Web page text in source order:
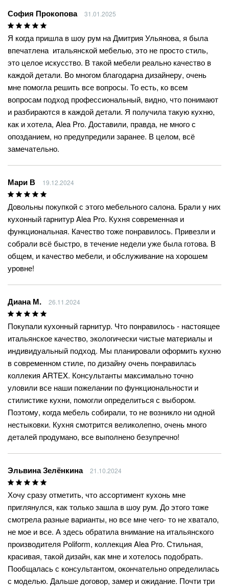
София Прокопова 31.01.2025
Я когда пришла в шоу рум на Дмитрия Ульянова, я была
впечатлена итальянской мебелью, это не просто стиль,
это целое искусство. В такой мебели реально качество в
каждой детали. Во многом благодарна дизайнеру, очень
мне помогла решить все вопросы. То есть, ко всем
вопросам подход профессиональный, видно, что понимают
и разбираются в каждой детали. Я получила такую кухню,
как и хотела, Alea Pro. Доставили, правда, не много с
опозданием, но предупредили заранее. В целом, всё
замечательно.
Мари В 19.12.2024
Довольны покупкой с этого мебельного салона. Брали у них
кухонный гарнитур Alea Pro. Кухня современная и
функциональная. Качество тоже понравилось. Привезли и
собрали всё быстро, в течение недели уже была готова. В
общем, и качество мебели, и обслуживание на хорошем
уровне!
Диана М. 26.11.2024
Покупали кухонный гарнитур. Что понравилось - настоящее
итальянское качество, экологически чистые материалы и
индивидуальный подход. Мы планировали оформить кухню
в современном стиле, по дизайну очень понравилась
коллекия ARTEX. Консультанты максимально точно
уловили все наши пожелании по функциональности и
стилистике кухни, помогли определиться с выбором.
Поэтому, когда мебель собирали, то не возникло ни одной
нестыковки. Кухня смотрится великолепно, очень много
деталей продумано, все выполнено безупречно!
Эльвина Зелёнкина 21.10.2024
Хочу сразу отметить, что ассортимент кухонь мне
приглянулся, как только зашла в шоу рум. До этого тоже
смотрела разные варианты, но все мне чего- то не хватало,
не мое и все. А здесь обратила внимание на итальянского
производителя Poliform, коллекция Alea Pro. Стильная,
красивая, такой дизайн, как мне и хотелось подобрать.
Пообщалась с консультантом, окончательно определилась
с моделью. Дальше договор, замер и ожидание. Почти три